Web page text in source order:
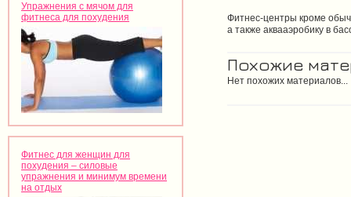
Упражнения с мячом для
фитнеса для похудения
Фитнес для женщин для
похудения – силовые
упражнения и минимум времени
на отдых
Фитнес-центры кроме
а также аквааэробику в
Похожие
Нет похожих материалов...